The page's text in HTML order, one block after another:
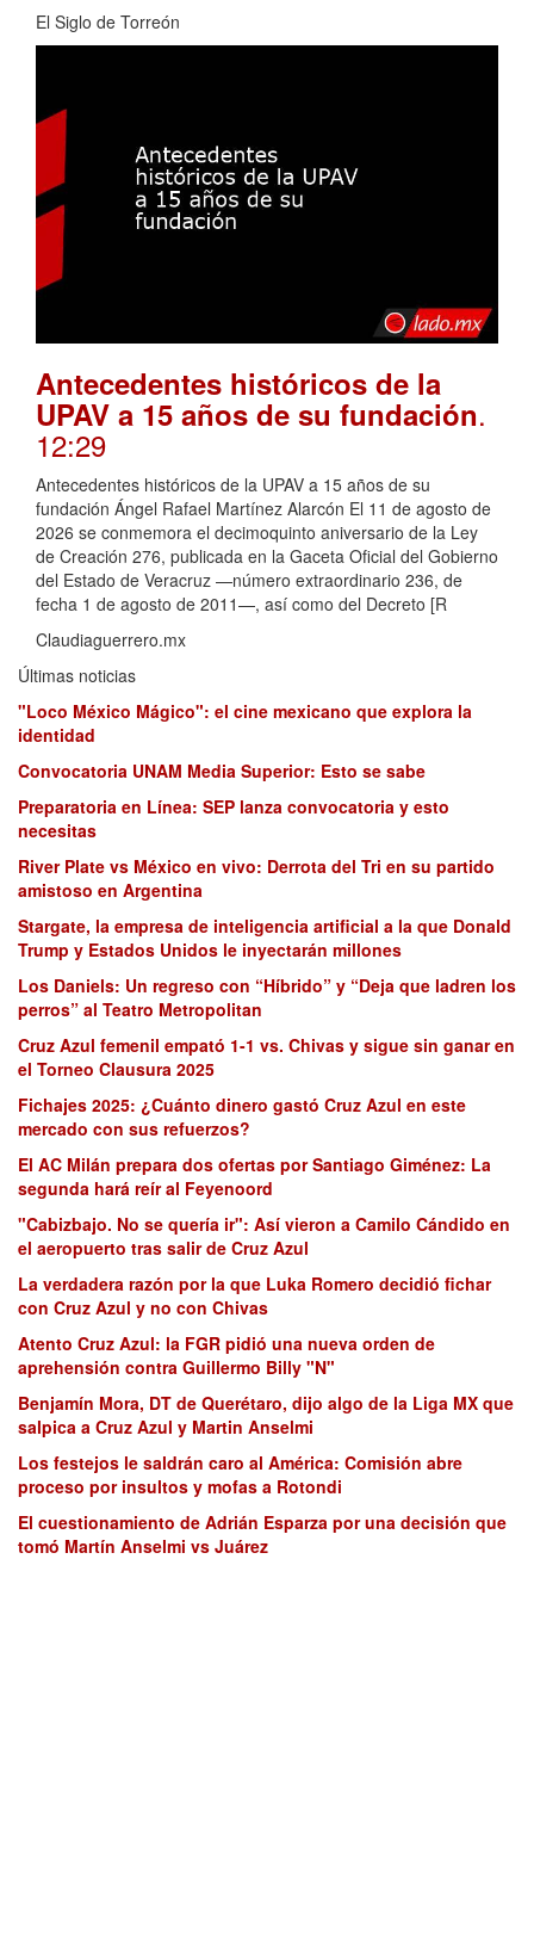
El Siglo de Torreón
Antecedentes históricos de la
UPAV a 15 años de su fundación.
12:29
Antecedentes históricos de la UPAV a 15 años de su
fundación Ángel Rafael Martínez Alarcón El 11 de agosto de
2026 se conmemora el decimoquinto aniversario de la Ley
de Creación 276, publicada en la Gaceta Oficial del Gobierno
del Estado de Veracruz —número extraordinario 236, de
fecha 1 de agosto de 2011—, así como del Decreto [R
Claudiaguerrero.mx
Últimas noticias
"Loco México Mágico": el cine mexicano que explora la
identidad
Convocatoria UNAM Media Superior: Esto se sabe
Preparatoria en Línea: SEP lanza convocatoria y esto
necesitas
River Plate vs México en vivo: Derrota del Tri en su partido
amistoso en Argentina
Stargate, la empresa de inteligencia artificial a la que Donald
Trump y Estados Unidos le inyectarán millones
Los Daniels: Un regreso con “Híbrido” y “Deja que ladren los
perros” al Teatro Metropolitan
Cruz Azul femenil empató 1-1 vs. Chivas y sigue sin ganar en
el Torneo Clausura 2025
Fichajes 2025: ¿Cuánto dinero gastó Cruz Azul en este
mercado con sus refuerzos?
El AC Milán prepara dos ofertas por Santiago Giménez: La
segunda hará reír al Feyenoord
"Cabizbajo. No se quería ir": Así vieron a Camilo Cándido en
el aeropuerto tras salir de Cruz Azul
La verdadera razón por la que Luka Romero decidió fichar
con Cruz Azul y no con Chivas
Atento Cruz Azul: la FGR pidió una nueva orden de
aprehensión contra Guillermo Billy "N"
Benjamín Mora, DT de Querétaro, dijo algo de la Liga MX que
salpica a Cruz Azul y Martin Anselmi
Los festejos le saldrán caro al América: Comisión abre
proceso por insultos y mofas a Rotondi
El cuestionamiento de Adrián Esparza por una decisión que
tomó Martín Anselmi vs Juárez